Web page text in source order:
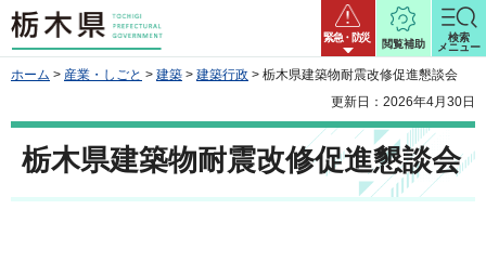
栃木県 緊急・防災
閲覧補助
検索
メニュー
ホーム > 産業・しごと > 建築 > 建築行政 > 栃木県建築物耐震改修促進懇談会
更新日：2026年4月30日
栃木県建築物耐震改修促進懇談会